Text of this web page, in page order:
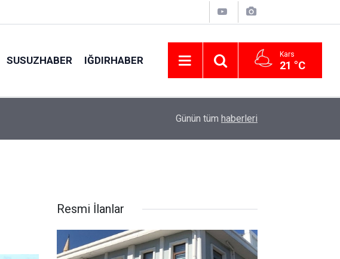
SUSUZHABER IĞDIRHABER Kars
21 °C
Kars'ta Yükümlülerden Okul ve Pansiyona
Günün tüm haberleri
Resmi İlanlar